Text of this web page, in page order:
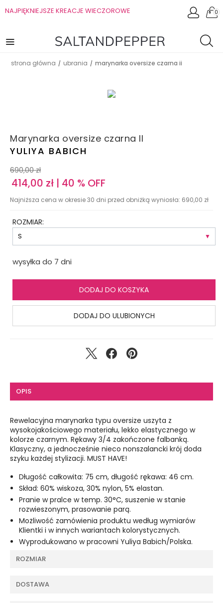
NAJPIĘKNIEJSZE KREACJE WIECZOROWE 0
strona główna / ubrania / marynarka oversize czarna ii
Marynarka oversize czarna II
YULIYA BABICH
690,00 zł
414,00 zł | 40 % OFF
Najniższa cena w okresie 30 dni przed obniżką wyniosła: 690,00 zł
ROZMIAR:
wysyłka do 7 dni
DODAJ DO KOSZYKA
DODAJ DO ULUBIONYCH
OPIS
Rewelacyjna marynarka typu oversize uszyta z
wysokojakościowego materiału, lekko elastycznego w
kolorze czarnym. Rękawy 3/4 zakończone falbanką.
Klasyczny, a jednocześnie nieco nonszalancki krój doda
szyku każdej stylizacji. MUST HAVE!
Długość całkowita: 75 cm, długość rękawa: 46 cm.
Skład: 60% wiskoza, 30% nylon, 5% elastan.
Pranie w pralce w temp. 30°C, suszenie w stanie
rozwieszonym, prasowanie parą.
Możliwość zamówienia produktu według wymiarów
Klientki i w innych wariantach kolorystycznych.
Wyprodukowano w pracowni Yuliya Babich/Polska.
ROZMIAR
DOSTAWA